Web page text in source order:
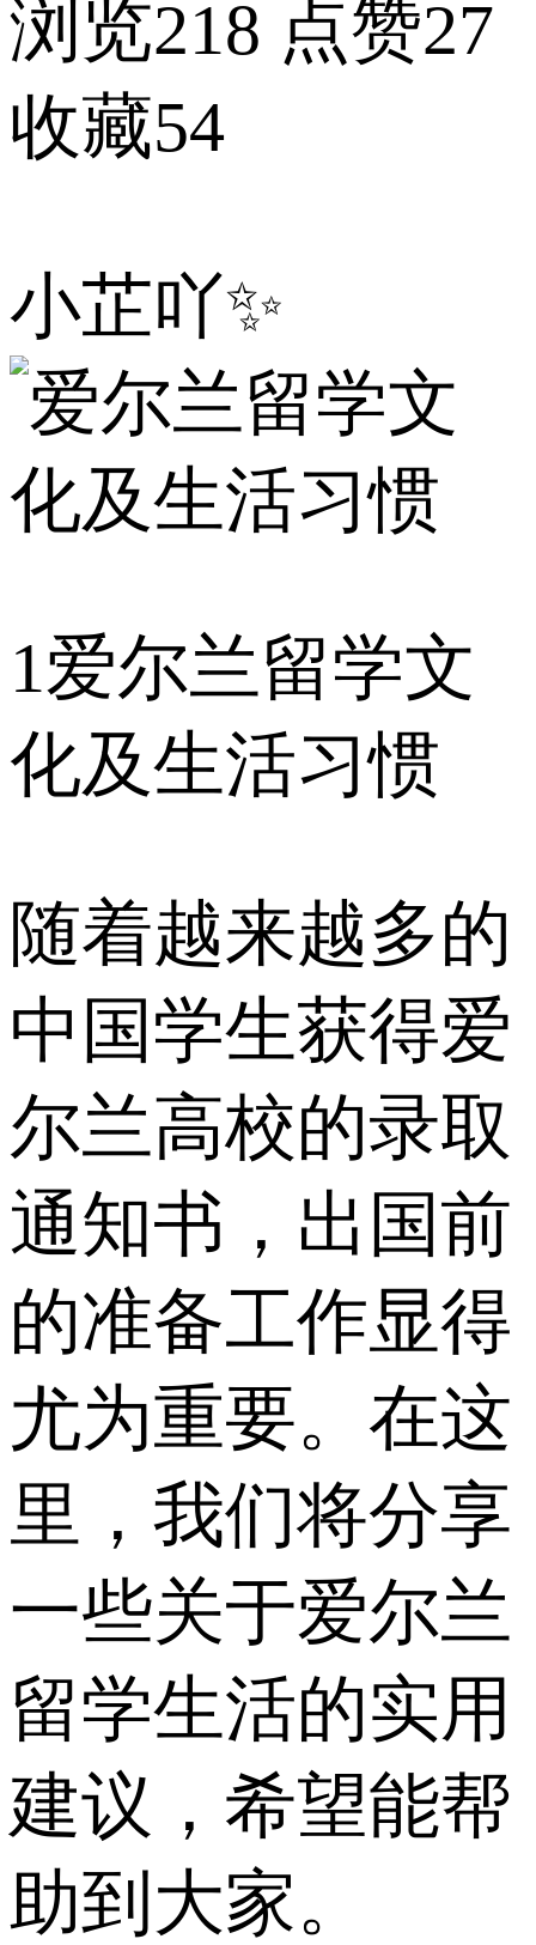
浏览218 点赞27
收藏54
小芷吖✨
1爱尔兰留学文
化及生活习惯
随着越来越多的
中国学生获得爱
尔兰高校的录取
通知书，出国前
的准备工作显得
尤为重要。在这
里，我们将分享
一些关于爱尔兰
留学生活的实用
建议，希望能帮
助到大家。